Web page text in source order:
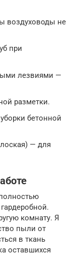
воздуховоды не
при
лезвиями —
разметки.
бетонной
— для
комнату. Я
пыли от
в ткань
оставшихся